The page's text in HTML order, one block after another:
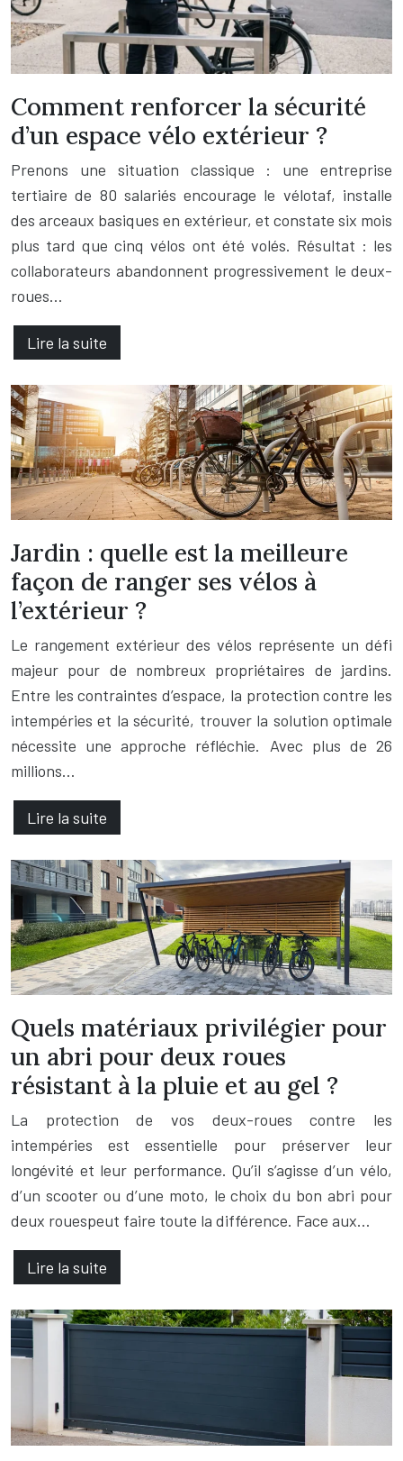
Comment renforcer la sécurité
d’un espace vélo extérieur ?
Prenons une situation classique : une entreprise
tertiaire de 80 salariés encourage le vélotaf, installe
des arceaux basiques en extérieur, et constate six mois
plus tard que cinq vélos ont été volés. Résultat : les
collaborateurs abandonnent progressivement le deux-
roues…
Lire la suite
Jardin : quelle est la meilleure
façon de ranger ses vélos à
l’extérieur ?
Le rangement extérieur des vélos représente un défi
majeur pour de nombreux propriétaires de jardins.
Entre les contraintes d’espace, la protection contre les
intempéries et la sécurité, trouver la solution optimale
nécessite une approche réfléchie. Avec plus de 26
millions…
Lire la suite
Quels matériaux privilégier pour
un abri pour deux roues
résistant à la pluie et au gel ?
La protection de vos deux-roues contre les
intempéries est essentielle pour préserver leur
longévité et leur performance. Qu’il s’agisse d’un vélo,
d’un scooter ou d’une moto, le choix du bon abri pour
deux rouespeut faire toute la différence. Face aux…
Lire la suite